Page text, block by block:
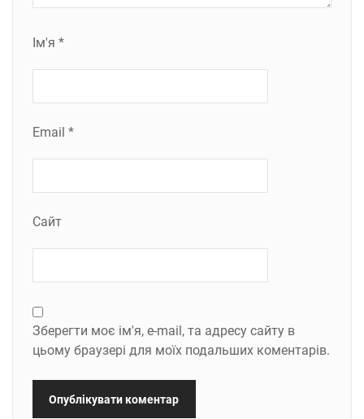
Ім'я *
Email *
Сайт
Зберегти моє ім'я, e-mail, та адресу сайту в
цьому браузері для моїх подальших коментарів.